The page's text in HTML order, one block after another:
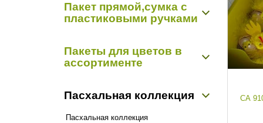
Органза-снег 0,48 м х 9,14 м
Органза-снег 0,7 м х 9,14 м
Открытки "Арт Дизайн Р"
Открытки "Мир открыток"
Пакет прямой,сумка с
пластиковыми ручками
ручками
Пакеты для цветов в
ассортименте
Пасхальная коллекция
Пасхальная коллекция
СА